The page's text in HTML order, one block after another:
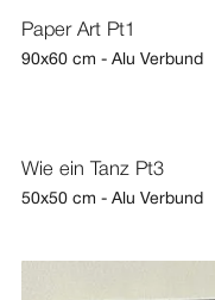
Paper Art Pt1
90x60 cm - Alu Verbund
Wie ein Tanz Pt3
50x50 cm - Alu Verbund